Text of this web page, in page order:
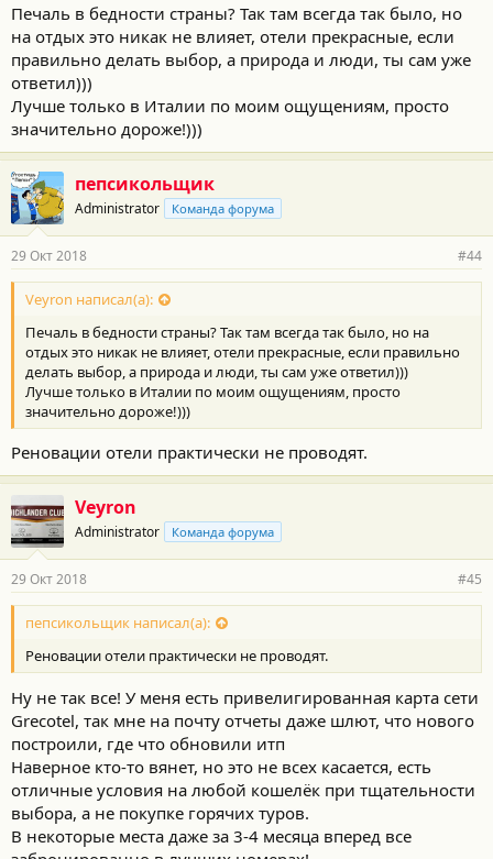
Печаль в бедности страны? Так там всегда так было, но
на отдых это никак не влияет, отели прекрасные, если
правильно делать выбор, а природа и люди, ты сам уже
ответил)))
Лучше только в Италии по моим ощущениям, просто
значительно дороже!)))
пепсикольщик
Administrator Команда форума
29 Окт 2018 #44
Veyron написал(а):
Печаль в бедности страны? Так там всегда так было, но на
отдых это никак не влияет, отели прекрасные, если правильно
делать выбор, а природа и люди, ты сам уже ответил)))
Лучше только в Италии по моим ощущениям, просто
значительно дороже!)))
Реновации отели практически не проводят.
Veyron
Administrator Команда форума
29 Окт 2018 #45
пепсикольщик написал(а):
Реновации отели практически не проводят.
Ну не так все! У меня есть привелигированная карта сети
Grecotel, так мне на почту отчеты даже шлют, что нового
построили, где что обновили итп
Наверное кто-то вянет, но это не всех касается, есть
отличные условия на любой кошелёк при тщательности
выбора, а не покупке горячих туров.
В некоторые места даже за 3-4 месяца вперед все